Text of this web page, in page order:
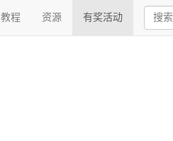
教程 资源 有奖活动